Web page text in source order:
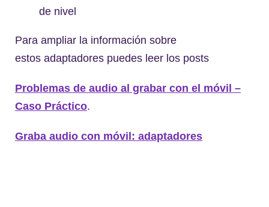
de nivel
Para ampliar la información sobre
estos adaptadores puedes leer los posts
Problemas de audio al grabar con el móvil –
Caso Práctico.
Graba audio con móvil: adaptadores